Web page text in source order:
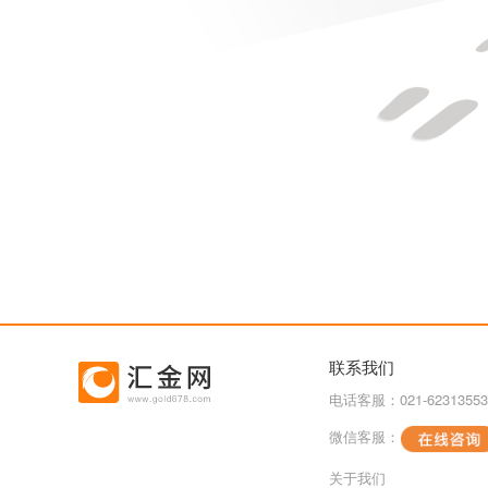
联系我们
电话客服：021-62313553
微信客服：
关于我们